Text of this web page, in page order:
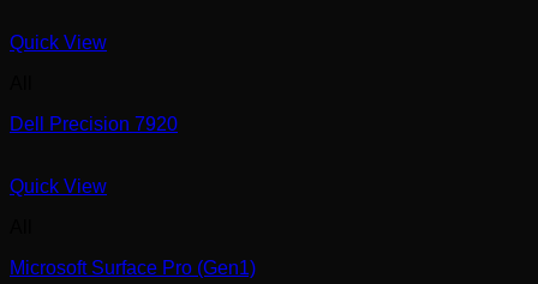
Quick View
Dell Precision 7920
Quick View
Microsoft Surface Pro (Gen1)